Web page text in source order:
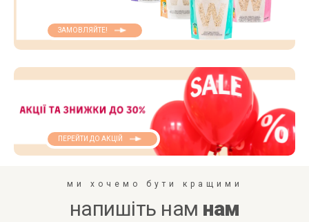
ЗАМОВЛЯЙТЕ!
ПЕРЕЙТИ ДО АКЦІЙ
ми хочемо бути кращими
напишіть нам нам